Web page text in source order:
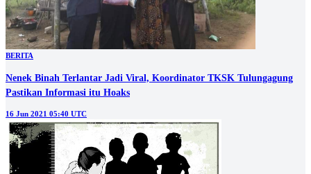
BERITA
Nenek Binah Terlantar Jadi Viral, Koordinator TKSK Tulungagung
Pastikan Informasi itu Hoaks
16 Jun 2021 05:40 UTC